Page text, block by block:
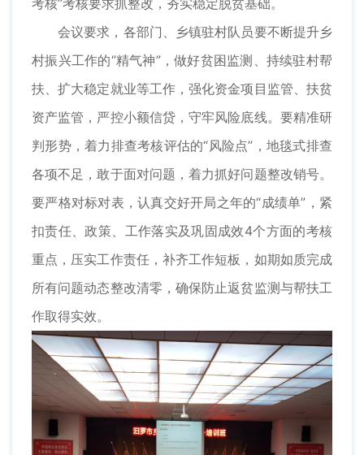
考核”考核要求抓整改，夯实稳定脱贫基础。
会议要求，各部门、乡镇驻村队员要不断提升乡
村振兴工作的“精气神”，做好贫困监测、持续驻村帮
扶、扩大稳定就业等工作，强化资金项目监管、扶贫
资产监管，严控小额信贷，守牢风险底线。要精准研
判形势，着力排查考核评估的“风险点”，地毯式排查
各项不足，敢于面对问题，着力抓好问题整改销号。
要严格对标对表，认真交好开局之年的“成绩单”，紧
扣责任、政策、工作落实及巩固成效4个方面的考核
重点，压实工作责任，补齐工作短板，如期如质完成
所有问题动态整改清零，确保防止返贫监测与帮扶工
作取得实效。